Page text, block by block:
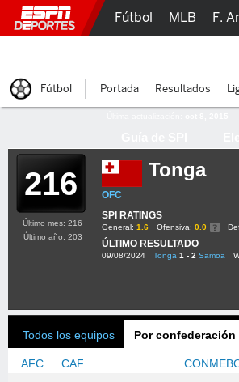
216 Tonga
OFC
SPI RATINGS
General: 1.6 Ofensiva: 0.0
ÚLTIMO RESULTADO
09/08/2024 Tonga 1 - 2 Samoa
Último mes: 216
Último año: 203
Todos los equipos Por confederación
AFC CAF
Fútbol MLB F.
Fútbol Portada Resultados